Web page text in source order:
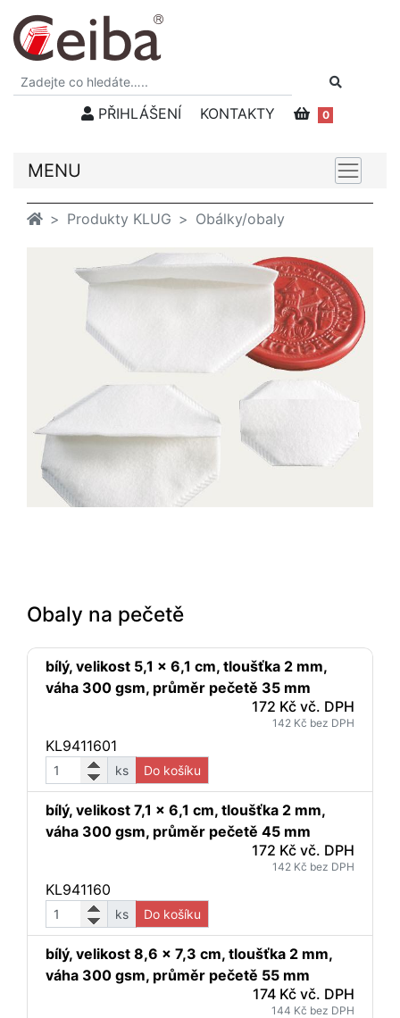
PŘIHLÁŠENÍ KONTAKTY 0
MENU
Produkty KLUG Obálky/obaly
Obaly na pečetě
bílý, velikost 5,1 x 6,1 cm, tloušťka 2 mm,
váha 300 gsm, průměr pečetě 35 mm
172 Kč vč. DPH
142 Kč bez DPH
KL9411601
ks Do košíku
bílý, velikost 7,1 x 6,1 cm, tloušťka 2 mm,
váha 300 gsm, průměr pečetě 45 mm
172 Kč vč. DPH
142 Kč bez DPH
KL941160
ks Do košíku
bílý, velikost 8,6 x 7,3 cm, tloušťka 2 mm,
váha 300 gsm, průměr pečetě 55 mm
174 Kč vč. DPH
144 Kč bez DPH